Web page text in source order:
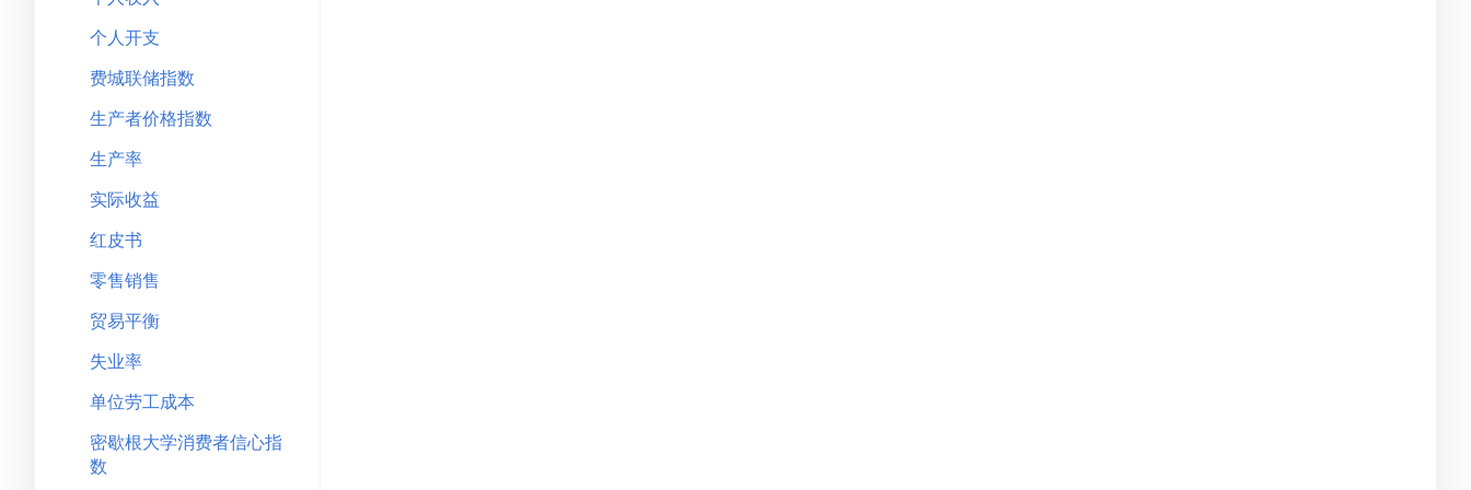
个人开支
费城联储指数
生产者价格指数
生产率
实际收益
红皮书
零售销售
贸易平衡
失业率
单位劳工成本
密歇根大学消费者信心指
数